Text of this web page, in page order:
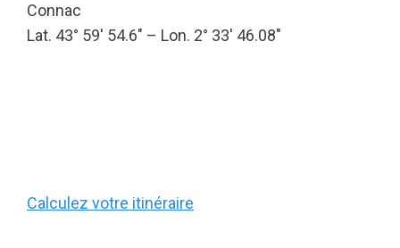
Connac
Lat. 43° 59′ 54.6″ – Lon. 2° 33′ 46.08″
Calculez votre itinéraire